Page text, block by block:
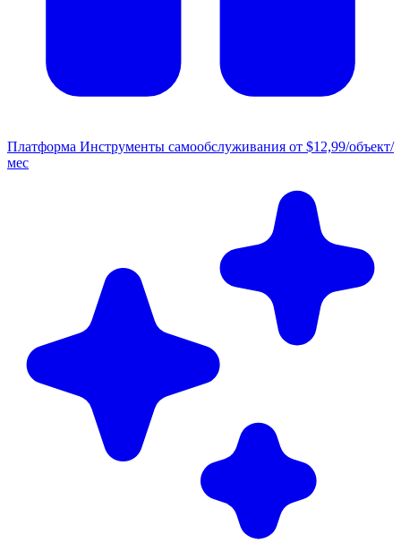
Платформа Инструменты самообслуживания от $12,99/объект/
мес